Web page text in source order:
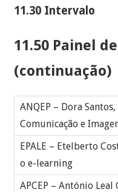
11.30 Intervalo
11.50 Painel
(continuação)
ANQEP – Dora
Comunicação e
EPALE – Etelberto
o e-learning
APCEP – António